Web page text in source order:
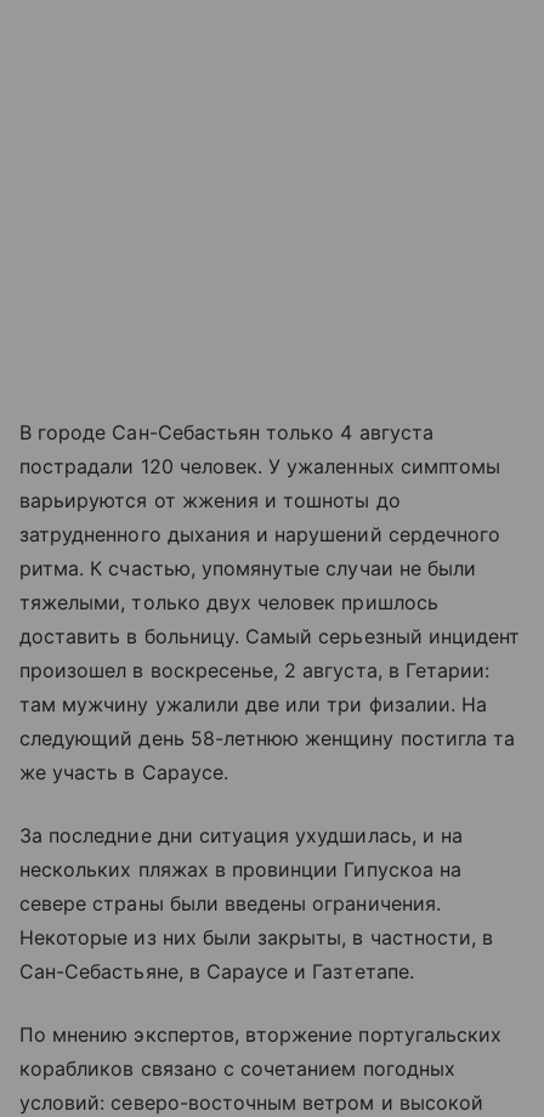
В городе Сан-Себастьян только 4 августа
пострадали 120 человек. У ужаленных симптомы
варьируются от жжения и тошноты до
затрудненного дыхания и нарушений сердечного
ритма. К счастью, упомянутые случаи не были
тяжелыми, только двух человек пришлось
доставить в больницу. Самый серьезный инцидент
произошел в воскресенье, 2 августа, в Гетарии:
там мужчину ужалили две или три физалии. На
следующий день 58-летнюю женщину постигла та
же участь в Сараусе.
За последние дни ситуация ухудшилась, и на
нескольких пляжах в провинции Гипускоа на
севере страны были введены ограничения.
Некоторые из них были закрыты, в частности, в
Сан-Себастьяне, в Сараусе и Газтетапе.
По мнению экспертов, вторжение португальских
корабликов связано с сочетанием погодных
условий: северо-восточным ветром и высокой